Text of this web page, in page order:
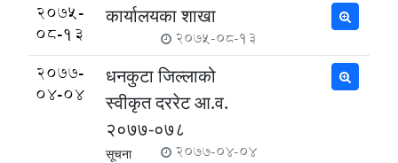
2075-
08-13
कार्यालयका शाखा
2075-08-13
2077-
04-04
धनकुटा जिल्लाको
स्वीकृत दररेट आ.व.
२०७७-०७८
सूचना 2077-04-04